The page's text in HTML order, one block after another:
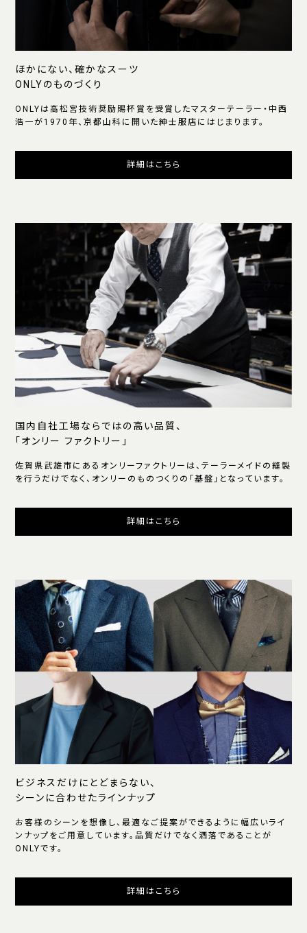
ほかにない、確かなスーツ
ONLYのものづくり
ONLYは高松宮技術奨励賜杯賞を受賞したマスターテーラー・中西
浩一が1970年、京都山科に開いた紳士服店にはじまります。
詳細はこちら
国内自社工場ならではの高い品質、
「オンリー ファクトリー」
佐賀県武雄市にあるオンリーファクトリーは、テーラーメイドの縫製
を行うだけでなく、オンリーのものつくりの「基盤」となっています。
詳細はこちら
ビジネスだけにとどまらない、
シーンに合わせたラインナップ
お客様のシーンを想像し、最適なご提案ができるように幅広いライ
ンナップをご用意しています。品質だけでなく洒落であることが
ONLYです。
詳細はこちら